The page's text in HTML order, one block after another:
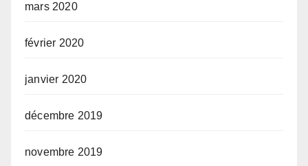
mars 2020
février 2020
janvier 2020
décembre 2019
novembre 2019